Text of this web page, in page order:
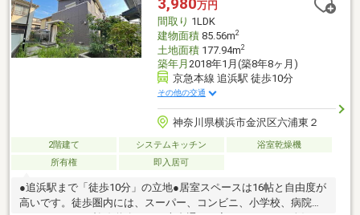
た、1階には約3帖の書斎を備えており、テレワークや趣味の部
屋、お子様の学習スペースなど、多目的にご活用いただけます。
万円
間取り 1LDK
建物面積85.56m2
土地面積177.94m2
築年月 2018年1月(築8年8ヶ月)
京急本線 追浜駅 徒歩10分
その他の交通
神奈川県横浜市金沢区六浦東２
2階建て システムキッチン
浴室乾燥機
所有権
即入居可
●追浜駅まで「徒歩10分」の立地●居室スペースは16帖と自由度が
高いです。徒歩圏内には、スーパー、コンビニ、小学校、病院な